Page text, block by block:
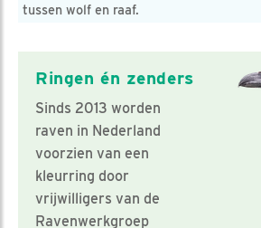
tussen wolf en raaf.
Ringen én zenders
Sinds 2013 worden
raven in Nederland
voorzien van een
kleurring door
vrijwilligers van de
Ravenwerkgroep